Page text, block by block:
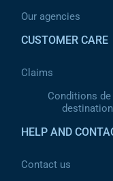
Our agencies
CUSTOMER CARE
Claims
Conditions
HELP AND
Contact us